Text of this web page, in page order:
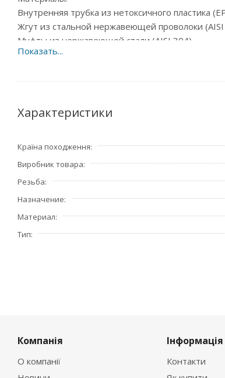
Внутренняя трубка из нетоксичного пластика
Жгут из стальной нержавеющей проволоки
Муфты из нержавеющей стали (AISI 304)
Наконечники из гальванизированной никелем
Характеристики
Країна походження
Виробник товара
Резьба
Назначение
Материал
Тип
Компанія
О компанії
Інформація
Контакти